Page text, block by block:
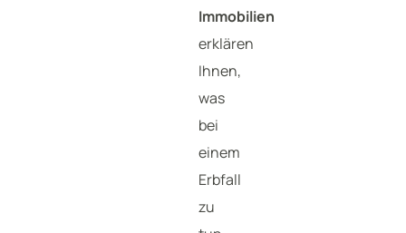
Immobilien
erklären
Ihnen,
was
bei
einem
Erbfall
zu